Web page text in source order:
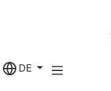
DE